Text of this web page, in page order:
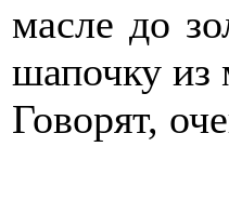
масле до
шапочку из
Говорят,